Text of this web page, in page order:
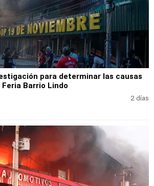
para determinar las causas
Barrio Lindo
2 días